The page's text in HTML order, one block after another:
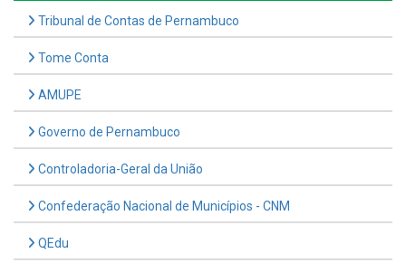
Tribunal de Contas de Pernambuco
Tome Conta
AMUPE
Governo de Pernambuco
Controladoria-Geral da União
Confederação Nacional de Municípios - CNM
QEdu